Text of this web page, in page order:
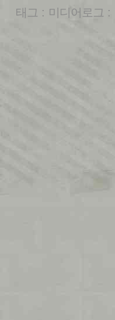
태그 : 미디어로그 :